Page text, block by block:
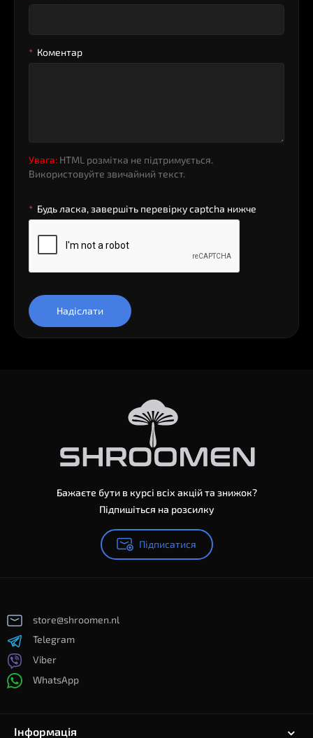
Коментар
Увага: HTML розмітка не підтримується.
Використовуйте звичайний текст.
Будь ласка, завершіть перевірку captcha нижче
Надіслати
Бажаєте бути в курсі всіх акцій та знижок?
Підпишіться на розсилку
Підписатися
store@shroomen.nl
Telegram
Viber
WhatsApp
Інформація